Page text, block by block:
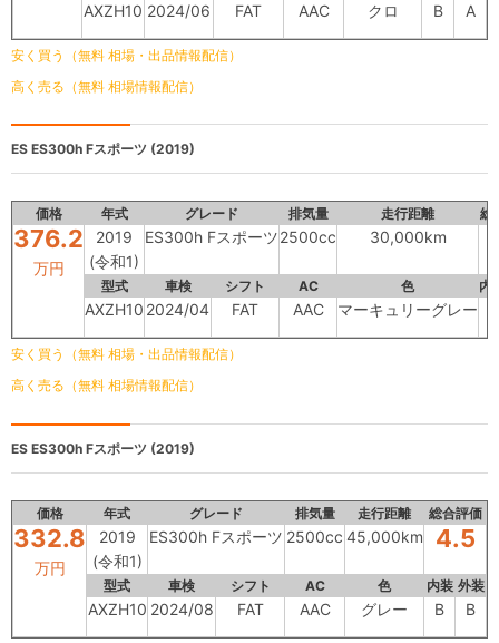
AXZH10 2024/06 FAT AAC クロ B A
安く買う（無料 相場・出品情報配信）
高く売る（無料 相場情報配信）
ES ES300h Fスポーツ (2019)
価格 年式 グレード 排気量 走行距離 総
376.2
万円
2019
(令和1)
ES300h Fスポーツ2500cc 30,000km
型式 車検 シフト AC 色 内
AXZH10 2024/04 FAT AAC マーキュリーグレー
安く買う（無料 相場・出品情報配信）
高く売る（無料 相場情報配信）
ES ES300h Fスポーツ (2019)
価格 年式 グレード 排気量 走行距離 総合評価
332.8
万円
2019
(令和1)
ES300h Fスポーツ 2500cc 45,000km 4.5
型式 車検 シフト AC 色 内装 外装
AXZH10 2024/08 FAT AAC グレー B B